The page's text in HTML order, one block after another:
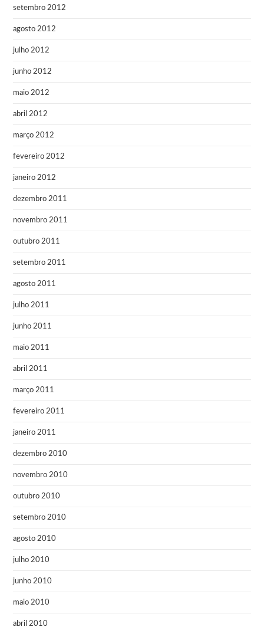
setembro 2012
agosto 2012
julho 2012
junho 2012
maio 2012
abril 2012
março 2012
fevereiro 2012
janeiro 2012
dezembro 2011
novembro 2011
outubro 2011
setembro 2011
agosto 2011
julho 2011
junho 2011
maio 2011
abril 2011
março 2011
fevereiro 2011
janeiro 2011
dezembro 2010
novembro 2010
outubro 2010
setembro 2010
agosto 2010
julho 2010
junho 2010
maio 2010
abril 2010